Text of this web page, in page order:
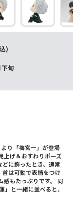
)
旬
り「梅宮一」が登場
げ＆おすわりポーズ
に飾ったとき、通常
は可動で表情をつけ
感もたっぷりです。 同
と一緒に並べると、